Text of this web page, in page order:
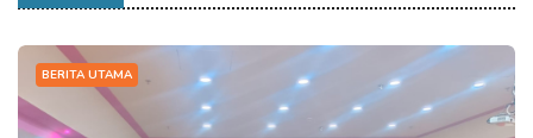
BERITA UTAMA